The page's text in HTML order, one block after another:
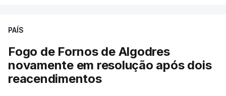
nada disto é incompatível com tratarmos com
crianças", acrescentou.
António José Seguro mostrou dúvidas sobre se é
PAÍS
Fogo de Fornos de Algodres
novamente em resolução após dois
reacendimentos